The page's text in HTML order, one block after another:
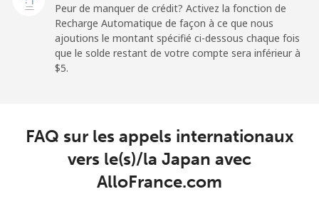
Peur de manquer de crédit? Activez la fonction de
Recharge Automatique de façon à ce que nous
ajoutions le montant spécifié ci-dessous chaque fois
que le solde restant de votre compte sera inférieur à
⁦$5⁩.
FAQ sur les appels internationaux
vers le(s)/la Japan avec
AlloFrance.com